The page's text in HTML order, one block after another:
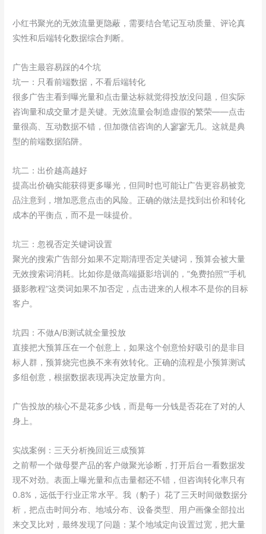
小红书聚光的无效流量更隐蔽，需要结合笔记互动质量、评论真
实性和后端转化数据综合判断。
广告主最容易踩的4个坑
坑一：只看前端数据，不看后端转化
很多广告主看到曝光量和点击量达标就觉得投放没问题，但实际
咨询量和成交量才是关键。无效流量会制造虚假的繁荣——点击
量很高、互动数据不错，但加微信咨询的人寥寥无几。这就是典
型的前端数据陷阱。
坑二：出价越高越好
提高出价确实能获得更多曝光，但同时也可能让广告更容易被竞
品注意到，增加恶意点击的风险。正确的做法是找到出价和转化
成本的平衡点，而不是一味提价。
坑三：忽视否定关键词设置
聚光的搜索广告部分如果不定期清理否定关键词，预算会被大量
无效搜索词消耗。比如你是做高端摄影培训的，”免费拍照””手机
摄影教程”这类词如果不加否定，点击进来的人根本不是你的目标
客户。
坑四：不做A/B测试就全量投放
直接把大预算压在一个创意上，如果这个创意恰好吸引的是非目
标人群，预算烧完也换不来有效转化。正确的流程是小预算测试
多组创意，根据数据表现再决定放量方向。
广告投放的核心不是花多少钱，而是每一分钱是否花在了对的人
身上。
实战案例：三天分析挽回近三成预算
之前帮一个做母婴产品的客户做聚光诊断，打开后台一看数据发
现不对劲。表面上曝光量和点击量都还不错，但咨询转化率只有
0.8%，远低于行业正常水平。我（豹子）花了三天时间做数据分
析，把点击时间分布、地域分布、设备类型、用户画像全部拉出
来交叉比对，最终发现了问题：某个地域定向设置过宽，把大量